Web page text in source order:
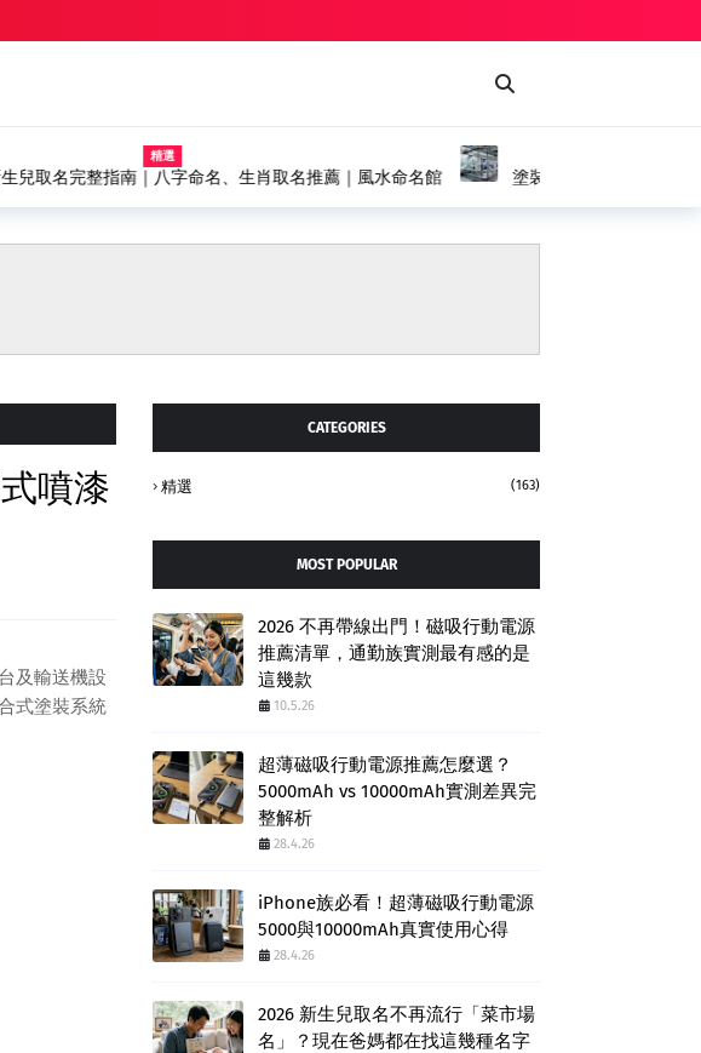
如何選擇？水幕式噴漆台、輸送機設備完整解析，打造高效率自動化塗
噴漆
及輸送機設
式塗裝系統
CATEGORIES
精選 (163)
MOST POPULAR
2026 不再帶線出門！磁吸行動電源
推薦清單，通勤族實測最有感的是
這幾款
10.5.26
超薄磁吸行動電源推薦怎麼選？
5000mAh vs 10000mAh實測差異完
整解析
28.4.26
iPhone族必看！超薄磁吸行動電源
5000與10000mAh真實使用心得
28.4.26
2026 新生兒取名不再流行「菜市場
名」？現在爸媽都在找這幾種名字